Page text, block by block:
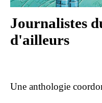
Journalistes
d'ailleurs
Une anthologie